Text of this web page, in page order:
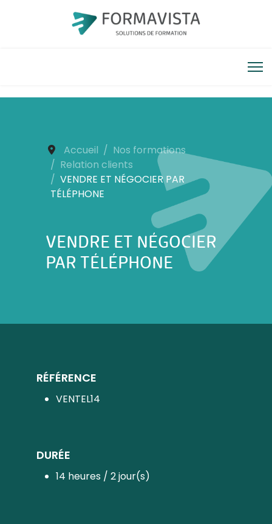
Accueil
Nos formations
Relation clients
VENDRE ET NÉGOCIER PAR
TÉLÉPHONE
VENDRE ET NÉGOCIER
PAR TÉLÉPHONE
RÉFÉRENCE
VENTEL14
DURÉE
14 heures / 2 jour(s)